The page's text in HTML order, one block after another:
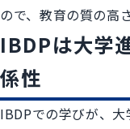
ので、教育の質の高
IBDPは大学
係性
IBDPでの学びが、